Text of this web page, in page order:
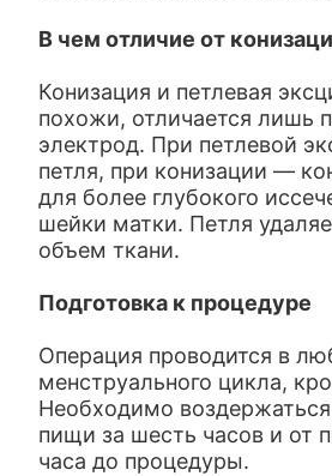
В чем отличие от
Конизация и петлевая
похожи, отличается лишь
электрод. При петлевой
петля, при конизации —
для более глубокого
шейки матки. Петля
объем ткани.
Подготовка к процедуре
Операция проводится в
менструального цикла,
Необходимо
пищи за шесть часов и от
часа до процедуры.